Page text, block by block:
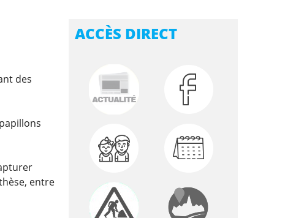
des
entre
ACCÈS DIRECT